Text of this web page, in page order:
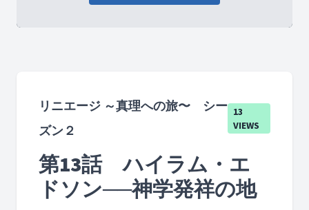
リニエージ ～真理への旅〜 シー
ズン２
13
VIEWS
第13話 ハイラム・エ
ドソン──神学発祥の地